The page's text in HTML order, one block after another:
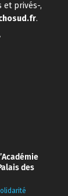
et privés-,
.
des